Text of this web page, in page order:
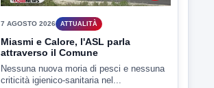
7 AGOSTO 2026 ATTUALITÀ
Miasmi e Calore, l'ASL parla
attraverso il Comune
Nessuna nuova moria di pesci e nessuna
criticità igienico-sanitaria nel...